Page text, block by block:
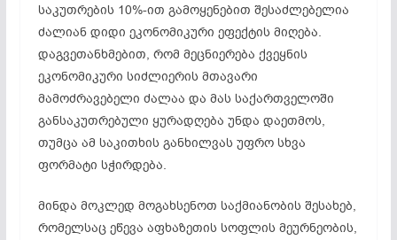
საკუთრების 10%-ით გამოყენებით შესაძლებელია
ძალიან დიდი ეკონომიკური ეფექტის მიღება.
დაგვეთანხმებით, რომ მეცნიერება ქვეყნის
ეკონომიკური სიძლიერის მთავარი
მამოძრავებელი ძალაა და მას საქართველოში
განსაკუთრებული ყურადღება უნდა დაეთმოს,
თუმცა ამ საკითხის განხილვას უფრო სხვა
ფორმატი სჭირდება.
მინდა მოკლედ მოგახსენოთ საქმიანობის შესახებ,
რომელსაც ეწევა აფხაზეთის სოფლის მეურნეობის,